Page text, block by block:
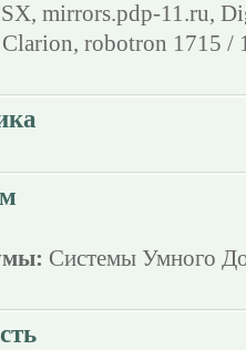
, mirrors.pdp-11.ru,
Clarion, robotron 1715 /
Системы Умного